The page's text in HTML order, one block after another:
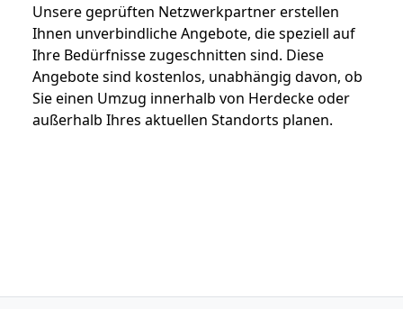
Unsere geprüften Netzwerkpartner erstellen
Ihnen unverbindliche Angebote, die speziell auf
Ihre Bedürfnisse zugeschnitten sind. Diese
Angebote sind kostenlos, unabhängig davon, ob
Sie einen Umzug innerhalb von Herdecke oder
außerhalb Ihres aktuellen Standorts planen.